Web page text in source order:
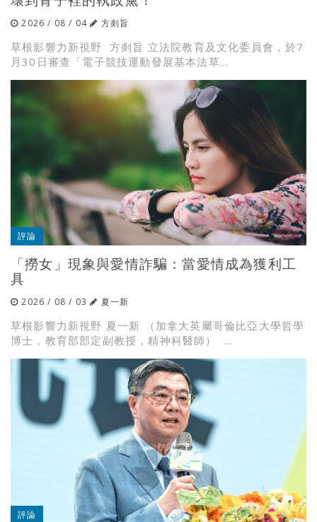
2026 / 08 / 04 方剡旨
草根影響力新視野 方剡旨 立法院教育及文化委員會，於7
月30日審查「電子競技運動發展基本法草...
評論
「撈女」現象與愛情詐騙：當愛情成為獲利工
具
2026 / 08 / 03 夏一新
草根影響力新視野 夏一新 （加拿大英屬哥倫比亞大學哲學
博士，教育部部定副教授，精神科醫師） ...
評論